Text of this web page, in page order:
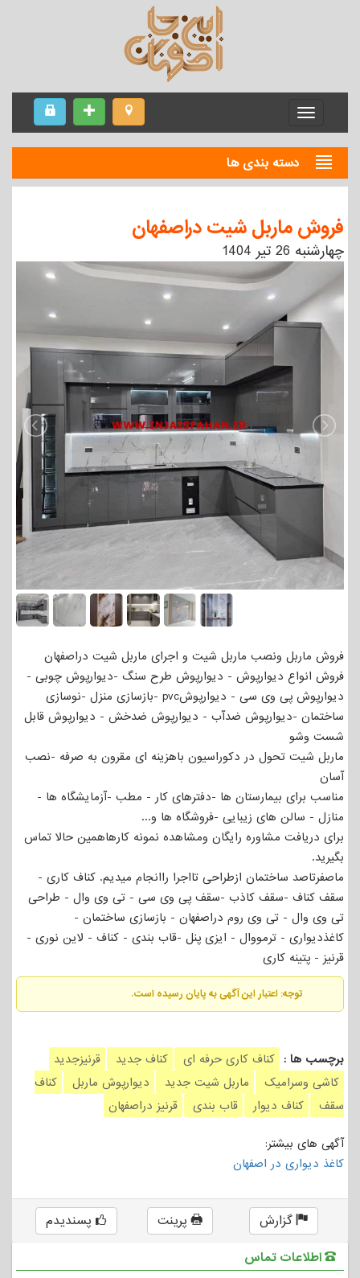
Menu
دسته بندی ها
فروش ماربل شیت دراصفهان
چهارشنبه 26 تیر 1404
فروش ماربل ونصب ماربل شیت و اجرای ماربل شیت دراصفهان
فروش انواع دیوارپوش - دیوارپوش طرح سنگ -دیوارپوش چوبی -
دیوارپوش پی وی سی - دیوارپوشpvc -بازسازی منزل -نوسازی
ساختمان -دیوارپوش ضدآب - دیوارپوش ضدخش - دیوارپوش قابل
شست وشو
ماربل شیت تحول در دکوراسیون باهزینه ای مقرون به صرفه -نصب
آسان
مناسب برای بیمارستان ها -دفترهای کار - مطب -آزمایشگاه ها -
منازل - سالن های زیبایی -فروشگاه ها و...
برای دریافت مشاوره رایگان ومشاهده نمونه کارهاهمین حالا تماس
بگیرید.
ماصفرتاصد ساختمان ازطراحی تااجرا راانجام میدیم. کناف کاری -
سقف کناف -سقف کاذب -سقف پی وی سی - تی وی وال - طراحی
تی وی وال - تی وی روم دراصفهان - بازسازی ساختمان -
کاغذدیواری - ترمووال - ایزی پنل -قاب بندی - کناف - لاین نوری -
قرنیز - پتینه کاری
توجه: اعتبار این آگهی به پایان رسیده است.
برچسب ها : کناف کاری حرفه ای کناف جدید
قرنیزجدید
کاشی وسرامیک
ماربل شیت جدید دیوارپوش ماربل
کناف
سقف
کناف دیوار قاب بندی قرنیز دراصفهان
آگهی های بیشتر:
کاغذ دیواری در اصفهان
گزارش پرینت
پسندیدم
اطلاعات تماس